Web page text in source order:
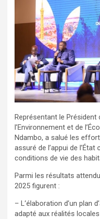
Représentant le Président
l’Environnement et de
Ndambo, a salué les
assuré de l’appui de
conditions de vie des
Parmi les résultats
2025 figurent :
– L’élaboration d’un plan
adapté aux réalités locales